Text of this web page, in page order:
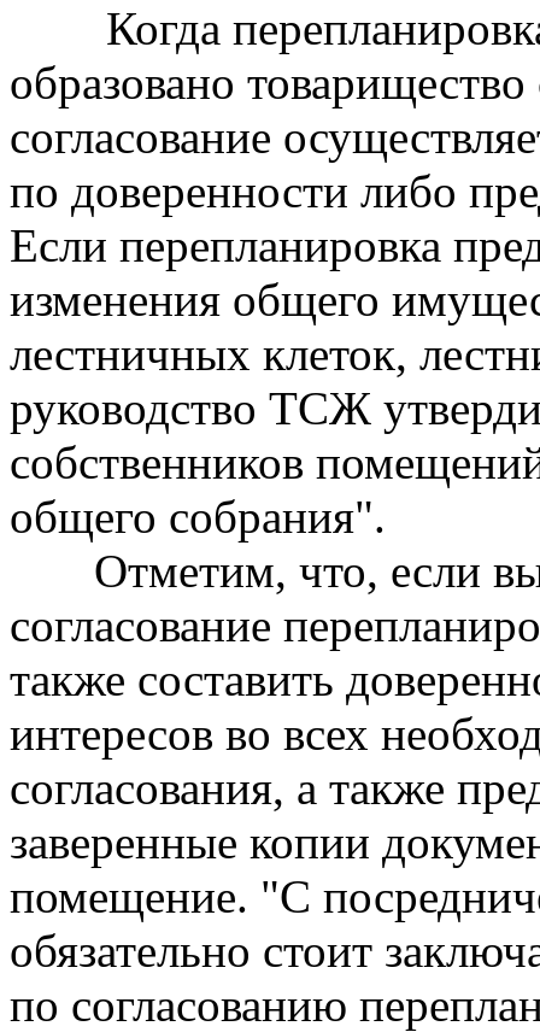
Когда перепланировка
образовано
согласование
по доверенности либо
Если перепланировка
изменения общего
лестничных клеток,
руководство ТСЖ
собственников
общего собрания".
Отметим, что, если вы
согласование
также составить
интересов во всех
согласования, а также
заверенные копии
помещение. "С
обязательно стоит
по согласованию